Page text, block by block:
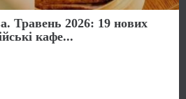
Травень 2026: 19 нових
кафе...